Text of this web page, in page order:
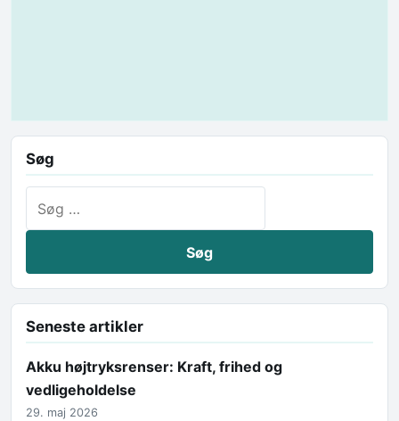
Søg
Seneste artikler
Akku højtryksrenser: Kraft, frihed og
vedligeholdelse
29. maj 2026